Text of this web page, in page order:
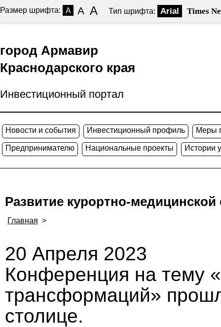
Размер шрифта: A A A Тип шрифта: Arial Times
город Армавир
Краснодарского края
Инвестиционный портал
Новости и события Инвестиционный профиль Меры
Предпринимателю Национальные проекты Истории
Развитие курортно-
Главная >
20 Апреля 2023
Конференция на тему
трансформаций»
столице.